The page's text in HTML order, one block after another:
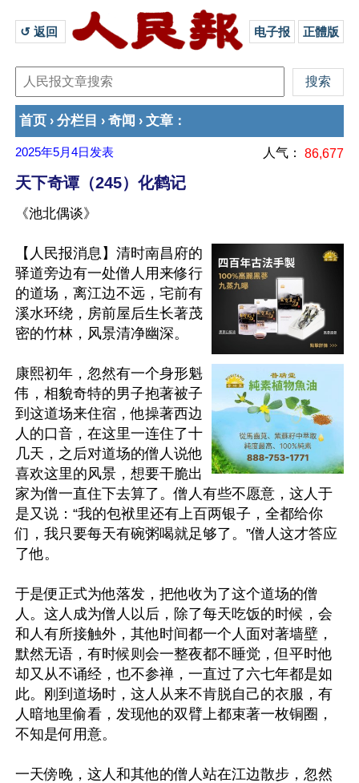
↺ 返回 电子报 正體版
首页 › 分栏目 › 奇闻 › 文章 ：
2025年5月4日 发表 人气： 86,677
天下奇谭（245）化鹤记
《池北偶谈》
【人民报消息】清时南昌府的
驿道旁边有一处僧人用来修行
的道场，离江边不远，宅前有
溪水环绕，房前屋后生长著茂
密的竹林，风景清净幽深。
康熙初年，忽然有一个身形魁
伟，相貌奇特的男子抱著被子
到这道场来住宿，他操著西边
人的口音，在这里一连住了十
几天，之后对道场的僧人说他
喜欢这里的风景，想要干脆出
家为僧一直住下去算了。僧人有些不愿意，这人于
是又说：“我的包袱里还有上百两银子，全都给你
们，我只要每天有碗粥喝就足够了。”僧人这才答应
了他。
于是便正式为他落发，把他收为了这个道场的僧
人。这人成为僧人以后，除了每天吃饭的时候，会
和人有所接触外，其他时间都一个人面对著墙壁，
默然无语，有时候则会一整夜都不睡觉，但平时他
却又从不诵经，也不参禅，一直过了六七年都是如
此。刚到道场时，这人从来不肯脱自己的衣服，有
人暗地里偷看，发现他的双臂上都束著一枚铜圈，
不知是何用意。
一天傍晚，这人和其他的僧人站在江边散步，忽然